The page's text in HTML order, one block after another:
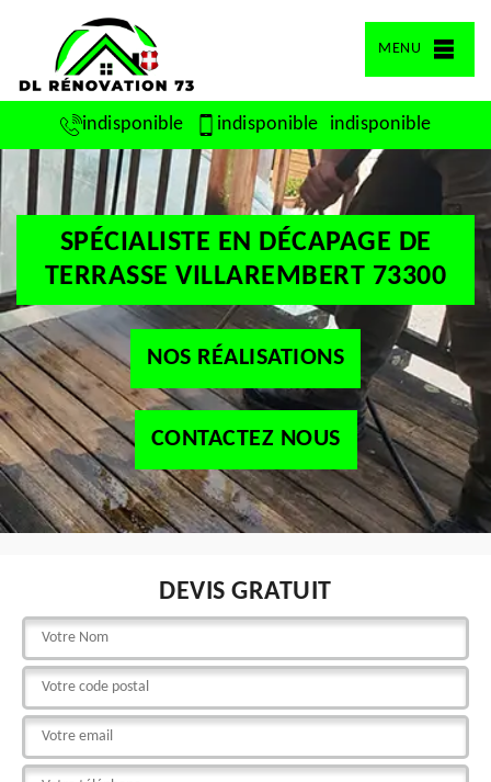
MENU
indisponible indisponible indisponible
SPÉCIALISTE EN DÉCAPAGE DE
TERRASSE VILLAREMBERT 73300
NOS RÉALISATIONS
CONTACTEZ NOUS
DEVIS GRATUIT